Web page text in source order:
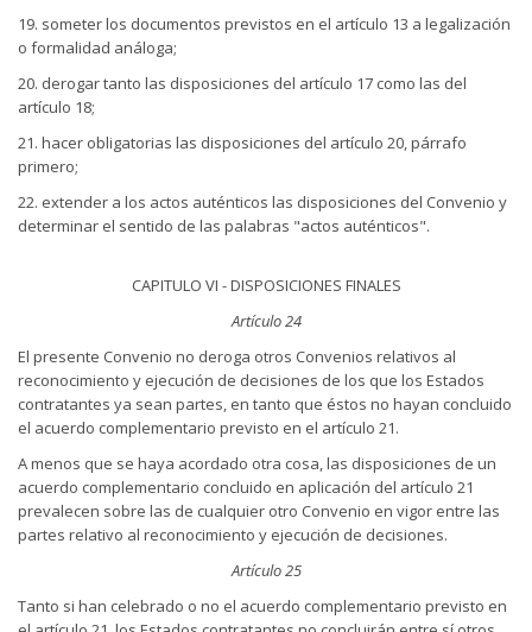
19. someter los documentos previstos en el artículo 13 a legalización
o formalidad análoga;
20. derogar tanto las disposiciones del artículo 17 como las del
artículo 18;
21. hacer obligatorias las disposiciones del artículo 20, párrafo
primero;
22. extender a los actos auténticos las disposiciones del Convenio y
determinar el sentido de las palabras "actos auténticos".
CAPITULO VI - DISPOSICIONES FINALES
Artículo 24
El presente Convenio no deroga otros Convenios relativos al
reconocimiento y ejecución de decisiones de los que los Estados
contratantes ya sean partes, en tanto que éstos no hayan concluido
el acuerdo complementario previsto en el artículo 21.
A menos que se haya acordado otra cosa, las disposiciones de un
acuerdo complementario concluido en aplicación del artículo 21
prevalecen sobre las de cualquier otro Convenio en vigor entre las
partes relativo al reconocimiento y ejecución de decisiones.
Artículo 25
Tanto si han celebrado o no el acuerdo complementario previsto en